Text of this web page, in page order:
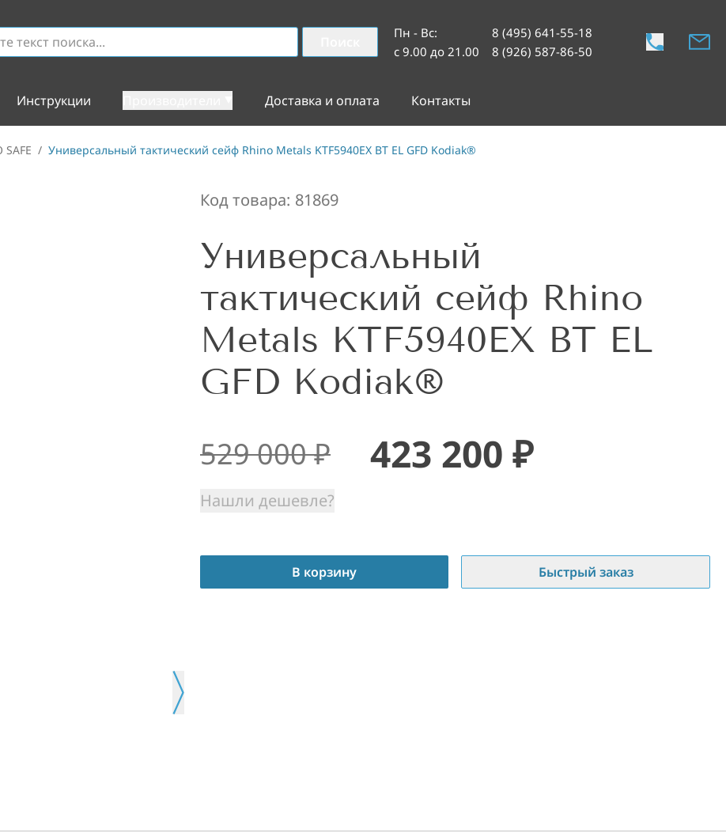
Пн - Вс:
с 9.00 до 21.00
8 (495) 641-55-18
8 (926) 587-86-50
Инструкции Доставка и оплата Контакты
/ Универсальный тактический сейф Rhino Metals KTF5940EX BT EL GFD Kodiak®
Код товара: 81869
Универсальный
тактический сейф Rhino
Metals KTF5940EX BT EL
GFD Kodiak®
529 000₽ 423 200 ₽
Нашли дешевле?
В корзину Быстрый заказ